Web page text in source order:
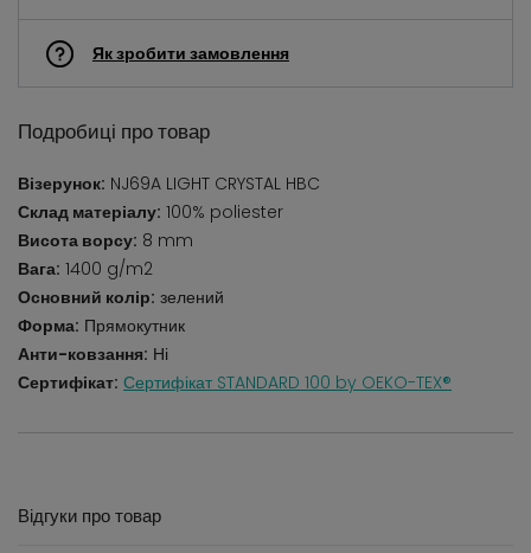
Як зробити замовлення
Подробиці про товар
Візерунок: NJ69A LIGHT CRYSTAL HBC
Склад матеріалу: 100% poliester
Висота ворсу: 8 mm
Вага: 1400 g/m2
Основний колір: зелений
Форма: Прямокутник
Анти-ковзання: Ні
Сертифікат: Сертифікат STANDARD 100 by OEKO-TEX®
Відгуки про товар